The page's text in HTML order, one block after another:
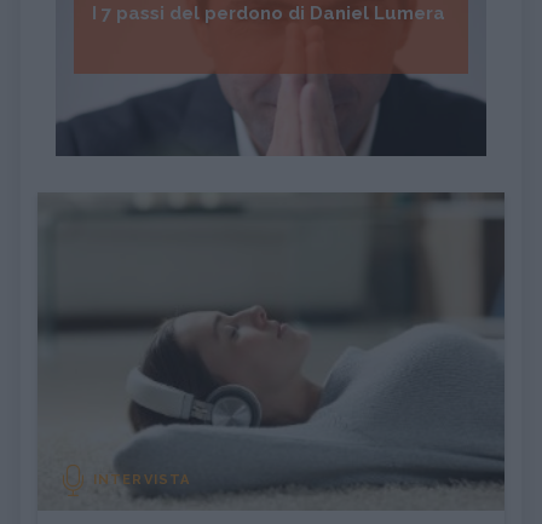
I 7 passi del perdono di Daniel Lumera
INTERVISTA